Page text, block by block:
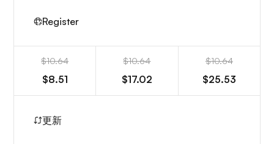
Register
$10.64
$8.51
$10.64
$17.02
$10.64
$25.53
更新